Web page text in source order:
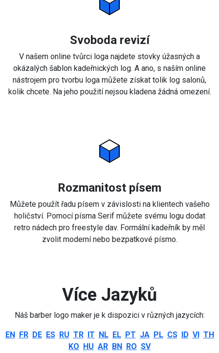
Svoboda revizí
V našem online tvůrci loga najdete stovky úžasných a
okázalých šablon kadeřnických log. A ano, s naším online
nástrojem pro tvorbu loga můžete získat tolik log salonů,
kolik chcete. Na jeho použití nejsou kladena žádná omezení.
Rozmanitost písem
Můžete použít řadu písem v závislosti na klientech vašeho
holičství. Pomocí písma Serif můžete svému logu dodat
retro nádech pro freestyle dav. Formální kadeřník by měl
zvolit moderní nebo bezpatkové písmo.
Více Jazyků
Náš barber logo maker je k dispozici v různých jazycích:
EN FR DE ES RU TR IT NL EL PT JA PL CS ID VI TH
KO HU AR BN RO SV